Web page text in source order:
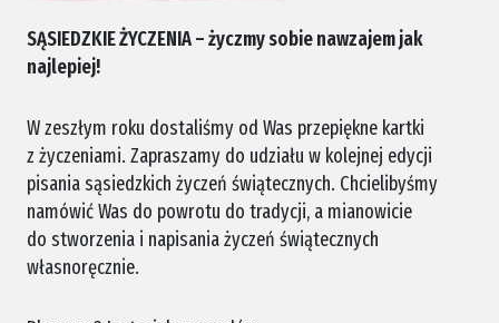
SĄSIEDZKIE ŻYCZENIA – życzmy sobie nawzajem jak
najlepiej!
W zeszłym roku dostaliśmy od Was przepiękne kartki
z życzeniami. Zapraszamy do udziału w kolejnej edycji
pisania sąsiedzkich życzeń świątecznych. Chcielibyśmy
namówić Was do powrotu do tradycji, a mianowicie
do stworzenia i napisania życzeń świątecznych
własnoręcznie.